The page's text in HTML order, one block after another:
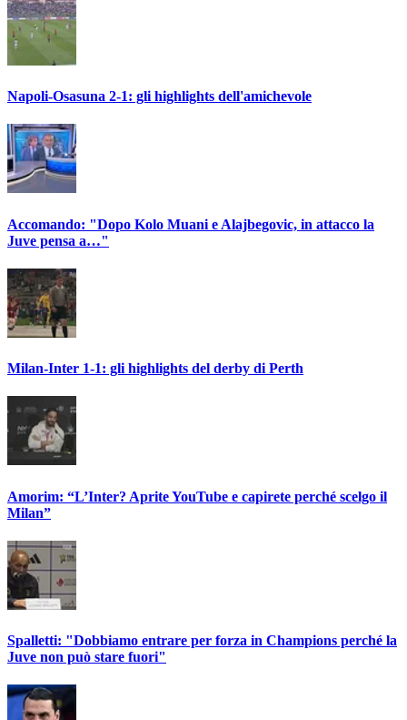
Napoli-Osasuna 2-1: gli highlights dell'amichevole
Accomando: "Dopo Kolo Muani e Alajbegovic, in attacco la
Juve pensa a…"
Milan-Inter 1-1: gli highlights del derby di Perth
Amorim: “L’Inter? Aprite YouTube e capirete perché scelgo il
Milan”
Spalletti: "Dobbiamo entrare per forza in Champions perché la
Juve non può stare fuori"